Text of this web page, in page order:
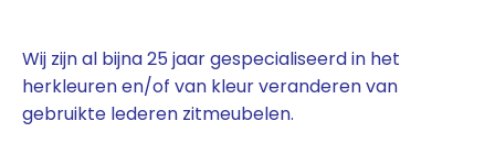
Wij zijn al bijna 25 jaar gespecialiseerd in het
herkleuren en/of van kleur veranderen van
gebruikte lederen zitmeubelen.